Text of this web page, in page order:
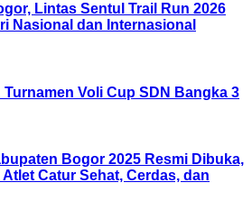
Lintas Sentul Trail Run 2026
Nasional dan Internasional
Turnamen Voli Cup SDN Bangka 3
Bogor 2025 Resmi Dibuka,
Catur Sehat, Cerdas, dan